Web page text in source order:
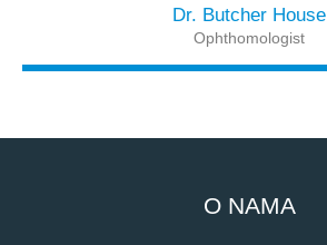
Dr. Butcher House
Ophthomologist
O NAMA